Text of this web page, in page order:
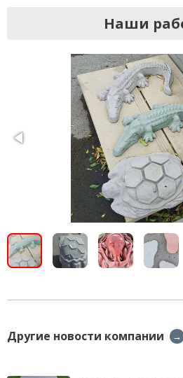
Наши
Другие новости компании →